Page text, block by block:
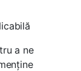
a ne